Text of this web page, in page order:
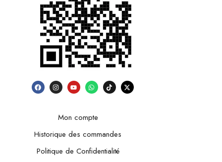
Mon compte
Historique des commandes
Politique de Confidentialité